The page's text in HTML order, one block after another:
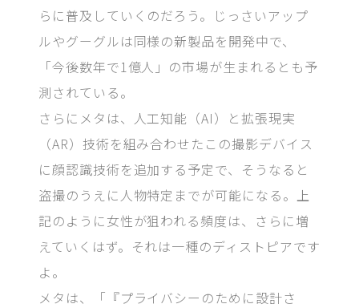
らに普及していくのだろう。じっさいアップ
ルやグーグルは同様の新製品を開発中で、
「今後数年で1億人」の市場が生まれるとも予
測されている。
さらにメタは、人工知能（AI）と拡張現実
（AR）技術を組み合わせたこの撮影デバイス
に顔認識技術を追加する予定で、そうなると
盗撮のうえに人物特定までが可能になる。上
記のように女性が狙われる頻度は、さらに増
えていくはず。それは一種のディストピアです
よ。
メタは、「『プライバシーのために設計さ